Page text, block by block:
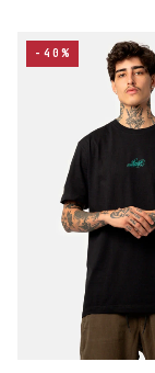
-40%